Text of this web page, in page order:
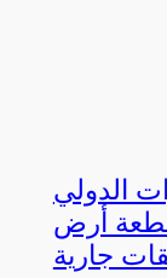
الدولي
أرض
جارية